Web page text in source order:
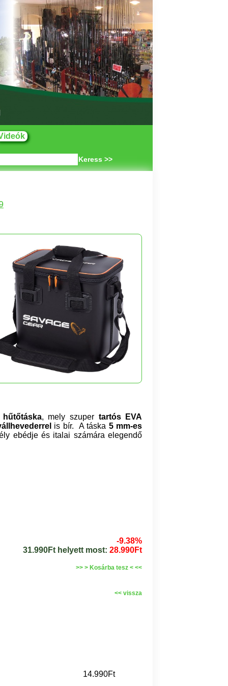
Keress >>
hűtőtáska, mely szuper tartós EVA
is bír. A táska 5 mm-es
ebédje és italai számára elegendő
-9.38%
31.990Ft helyett most: 28.990Ft
>> > Kosárba tesz < <<
<< vissza
14.990Ft